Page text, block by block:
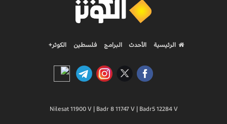
الرئيسية الأحدث البرامج فلسطين الكوثر+
Nilesat 11900 V | Badr 8 11747 V | Badr5 12284 V